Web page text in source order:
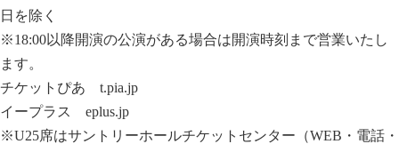
日を除く
※18:00以降開演の公演がある場合は開演時刻まで営業いたし
ます。
チケットぴあ t.pia.jp
イープラス eplus.jp
※U25席はサントリーホールチケットセンター（WEB・電話・